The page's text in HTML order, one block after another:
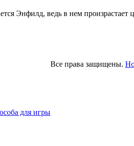
Энфилд, ведь в нем
для игры
Все права защищены.